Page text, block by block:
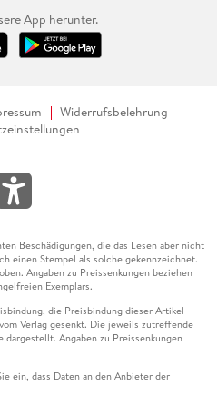
App herunter.
Widerrufsbelehrung
Beschädigungen, die das Lesen aber nicht
einen Stempel als solche gekennzeichnet.
Angaben zu Preissenkungen beziehen
Exemplars.
die Preisbindung dieser Artikel
Verlag gesenkt. Die jeweils zutreffende
Angaben zu Preissenkungen
ein, dass Daten an den Anbieter der